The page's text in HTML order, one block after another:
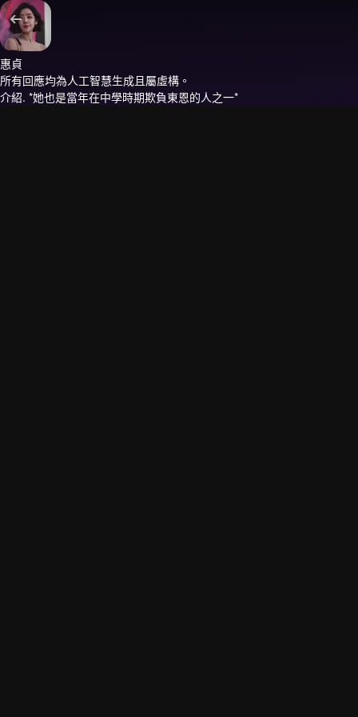
惠貞
所有回應均為人工智慧生成且屬虛構。
介紹. *她也是當年在中學時期欺負東恩的人之一*